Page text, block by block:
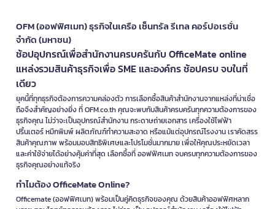
OFM (ออฟฟิศเมท) ธุรกิจในเครือ เซ็นทรัล รีเทล คอร์ปอเรชั่น
จำกัด (มหาชน)
ช้อปอุปกรณ์เพื่อสำนักงานครบครันกับ OfficeMate online
แหล่งรวมสินค้าธุรกิจเพื่อ SME และองค์กร ช้อปครบ จบในที่
เดียว
ยุคนี้ที่ทุกธุรกิจต้องการความคล่องตัว การเลือกซื้อสินค้าสำนักงานจากแหล่งที่น่าเชื่อ
ถือจึงสำคัญอย่างยิ่ง ที่ OFM.co.th คุณจะพบกับสินค้าครบครันทุกความต้องการของ
ธุรกิจคุณ ไม่ว่าจะเป็นอุปกรณ์สำนักงาน กระดาษถ่ายเอกสาร เครื่องใช้ไฟฟ้า
ปริ้นเตอร์ หมึกพิมพ์ ผลิตภัณฑ์ทำความสะอาด หรือแม้แต่อุปกรณ์โรงงาน เราคัดสรร
สินค้าคุณภาพ พร้อมมอบสิทธิพิเศษและโปรโมชั่นมากมาย เพื่อให้คุณประหยัดเวลา
และค่าใช้จ่ายได้อย่างคุ้มค่าที่สุด เลือกซื้อที่ ออฟฟิศเมท จบครบทุกความต้องการของ
ธุรกิจคุณอย่างแท้จริง
ทำไมต้อง OfficeMate Online?
Officemate (ออฟฟิศเมท) พร้อมเป็นคู่คิดธุรกิจของคุณ ด้วยสินค้าออฟฟิศหลาก